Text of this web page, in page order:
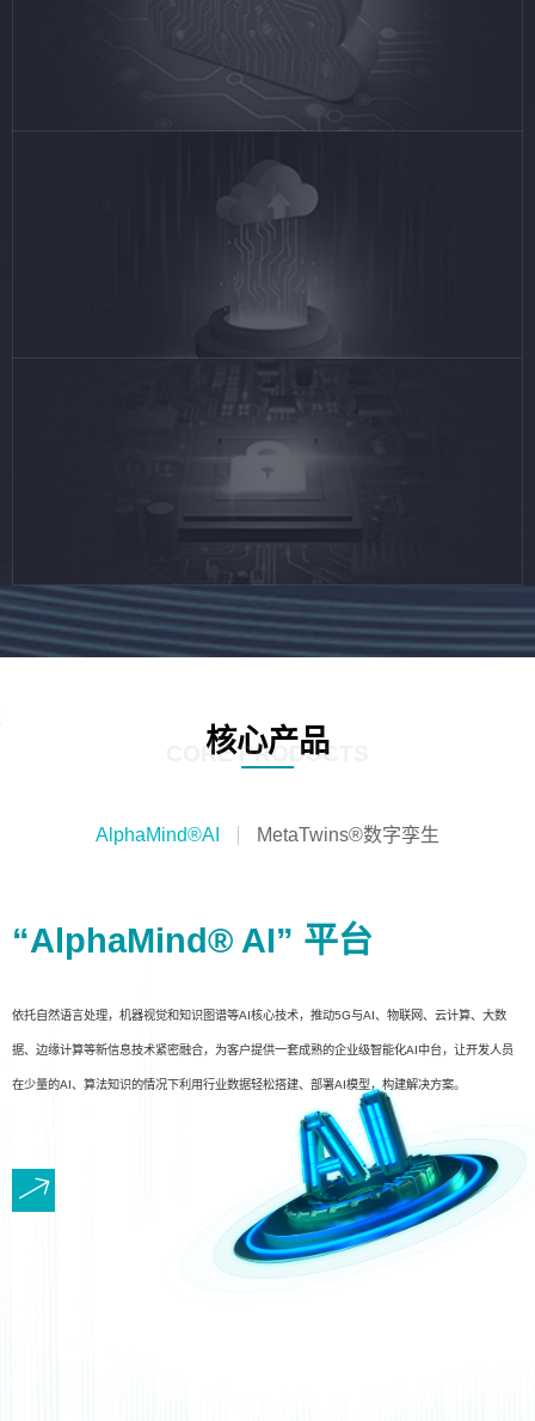
核心产品
CORE PRODUCTS
AlphaMind®AI MetaTwins®数字孪生
“AlphaMind® AI” 平台
依托自然语言处理，机器视觉和知识图谱等AI核心技术，推动5G与AI、物联网、云计算、大数
据、边缘计算等新信息技术紧密融合，为客户提供一套成熟的企业级智能化AI中台，让开发人员
在少量的AI、算法知识的情况下利用行业数据轻松搭建、部署AI模型，构建解决方案。